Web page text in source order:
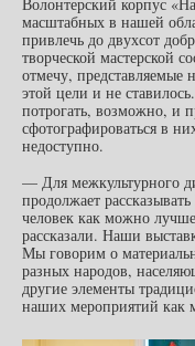
масштабных в нашей
привлечь до двухсот
творческой мастерской
отмечу, представляемые
этой цели и не
потрогать, возможно, и
сфотографироваться в
недоступно.
— Для межкультурного
продолжает
человек как можно
рассказали. Наши
Мы говорим о
разных народов,
другие элементы
наших мероприятий как